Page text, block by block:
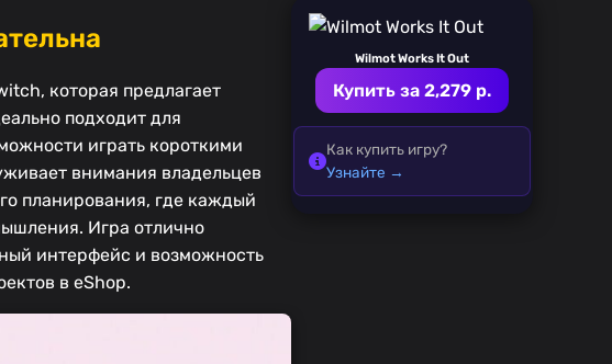
которая предлагает
подходит для
играть короткими
внимания владельцев
планирования, где каждый
Игра отлично
интерфейс и возможность
в eShop.
Wilmot Works It Out
Купить за 2,279 р.
Как купить игру?
Узнайте →